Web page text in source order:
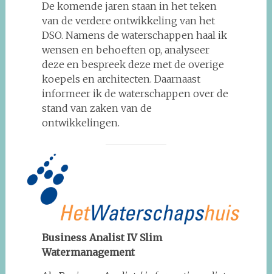
De komende jaren staan in het teken
van de verdere ontwikkeling van het
DSO. Namens de waterschappen haal ik
wensen en behoeften op, analyseer
deze en bespreek deze met de overige
koepels en architecten. Daarnaast
informeer ik de waterschappen over de
stand van zaken van de
ontwikkelingen.
Business Analist IV Slim
Watermanagement